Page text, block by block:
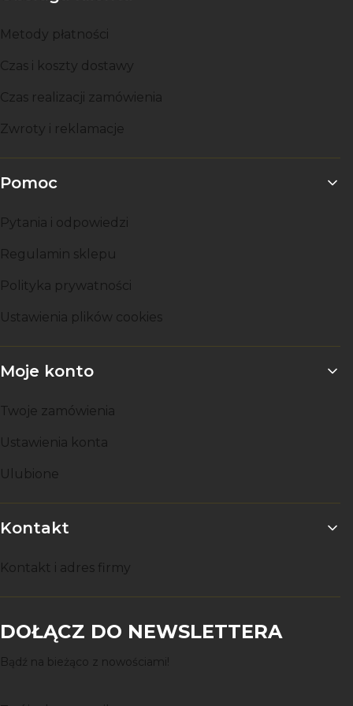
Metody płatności
Czas i koszty dostawy
Czas realizacji zamówienia
Zwroty i reklamacje
Pomoc
Pytania i odpowiedzi
Regulamin sklepu
Polityka prywatności
Ustawienia plików cookies
Moje konto
Twoje zamówienia
Ustawienia konta
Ulubione
Kontakt
Kontakt i adres firmy
DOŁĄCZ DO NEWSLETTERA
Bądź na bieżąco z nowościami!